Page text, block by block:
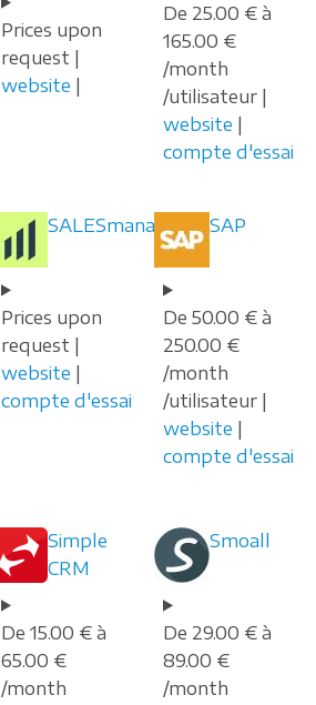
Prices upon
request |
website |
De 25.00 € à
165.00 €
/month
/utilisateur |
website |
compte d'essai
SALESmanago
Prices upon
request |
website |
compte d'essai
SAP
De 50.00 € à
250.00 €
/month
/utilisateur |
website |
compte d'essai
Simple
CRM
De 15.00 € à
65.00 €
/month
Smoall
De 29.00 € à
89.00 €
/month